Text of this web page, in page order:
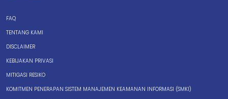
FAQ
TENTANG KAMI
DISCLAIMER
KEBIJAKAN PRIVASI
MITIGASI RESIKO
KOMITMEN PENERAPAN SISTEM MANAJEMEN KEAMANAN INFORMASI (SMKI)